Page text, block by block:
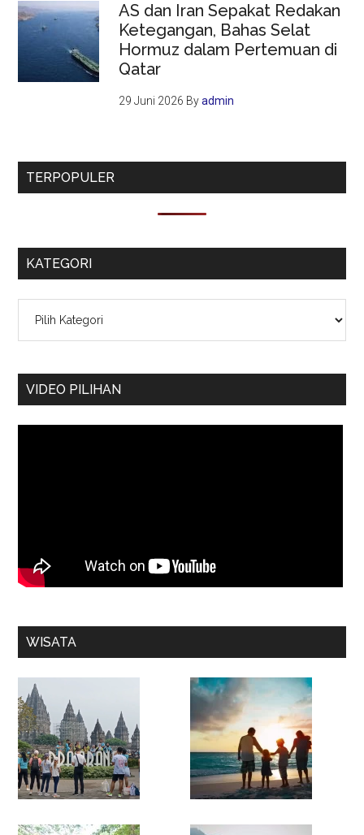
AS dan Iran Sepakat Redakan
Ketegangan, Bahas Selat
Hormuz dalam Pertemuan di
Qatar
29 Juni 2026 Byadmin
TERPOPULER
KATEGORI
VIDEO PILIHAN
WISATA